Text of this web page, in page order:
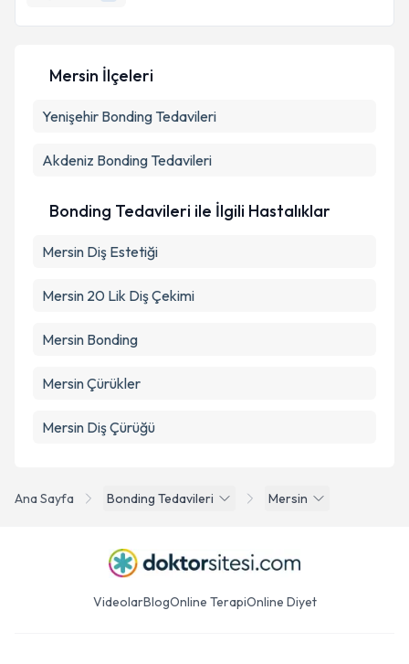
E-posta Adresiniz
Metni'ni okudum ve kişisel verilerimin belirtilen
Ana Sayfa Bonding Tedavileri Mersin
Mersin İlçeleri
Yenişehir Bonding Tedavileri
Akdeniz Bonding Tedavileri
Bonding Tedavileri ile İlgili Hastalıklar
Mersin Diş Estetiği
Mersin 20 Lik Diş Çekimi
Mersin Bonding
Mersin Çürükler
Mersin Diş Çürüğü
VideolarBlogOnline TerapiOnline Diyet